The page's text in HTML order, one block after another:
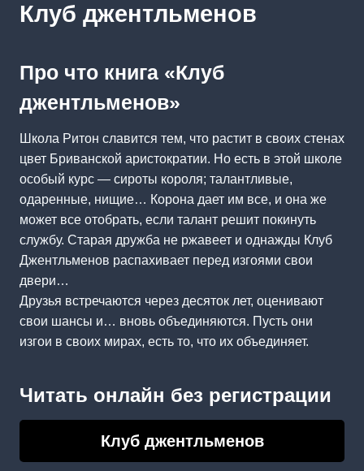
Клуб джентльменов
Про что книга «Клуб
джентльменов»
Школа Ритон славится тем, что растит в своих стенах
цвет Бриванской аристократии. Но есть в этой школе
особый курс — сироты короля; талантливые,
одаренные, нищие… Корона дает им все, и она же
может все отобрать, если талант решит покинуть
службу. Старая дружба не ржавеет и однажды Клуб
Джентльменов распахивает перед изгоями свои
двери…
Друзья встречаются через десяток лет, оценивают
свои шансы и… вновь объединяются. Пусть они
изгои в своих мирах, есть то, что их объединяет.
Читать онлайн без регистрации
Клуб джентльменов